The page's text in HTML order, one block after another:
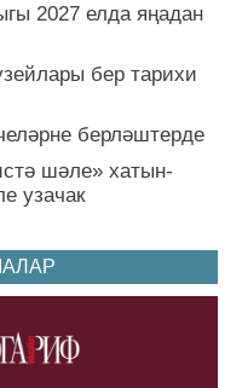
2027 елда яңадан
бер тарихи
берләштерде
шәле» хатын-
узачак